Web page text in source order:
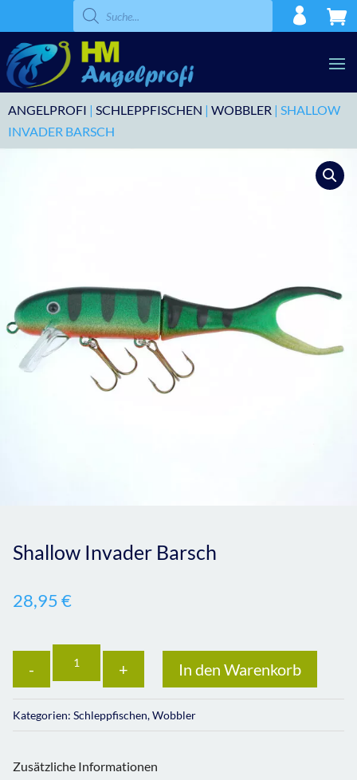
Products
search
ANGELPROFI | SCHLEPPFISCHEN | WOBBLER | SHALLOW
INVADER BARSCH
Shallow Invader Barsch
28,95€
Anzahl
In den Warenkorb
Kategorien: Schleppfischen,Wobbler
Zusätzliche Informationen